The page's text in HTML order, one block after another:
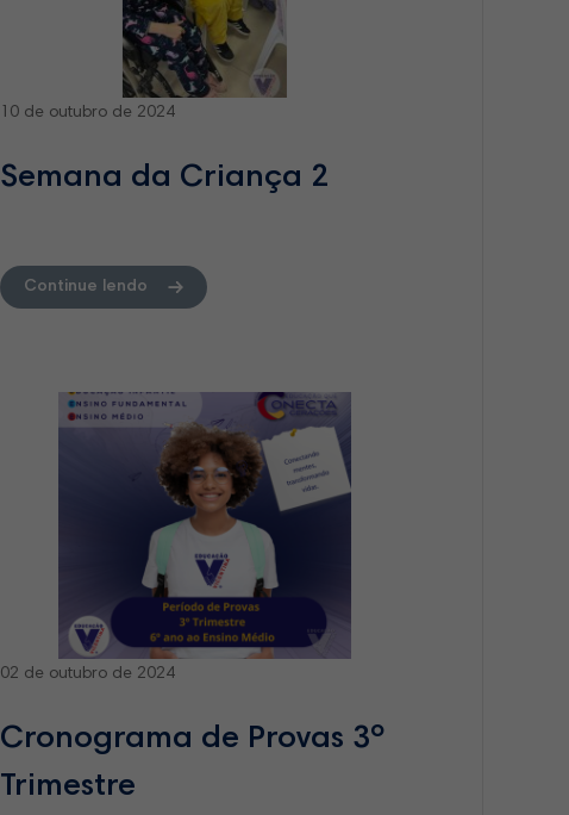
10 de outubro de 2024
Semana da Criança 2
Continue lendo
02 de outubro de 2024
Cronograma de Provas 3º
Trimestre